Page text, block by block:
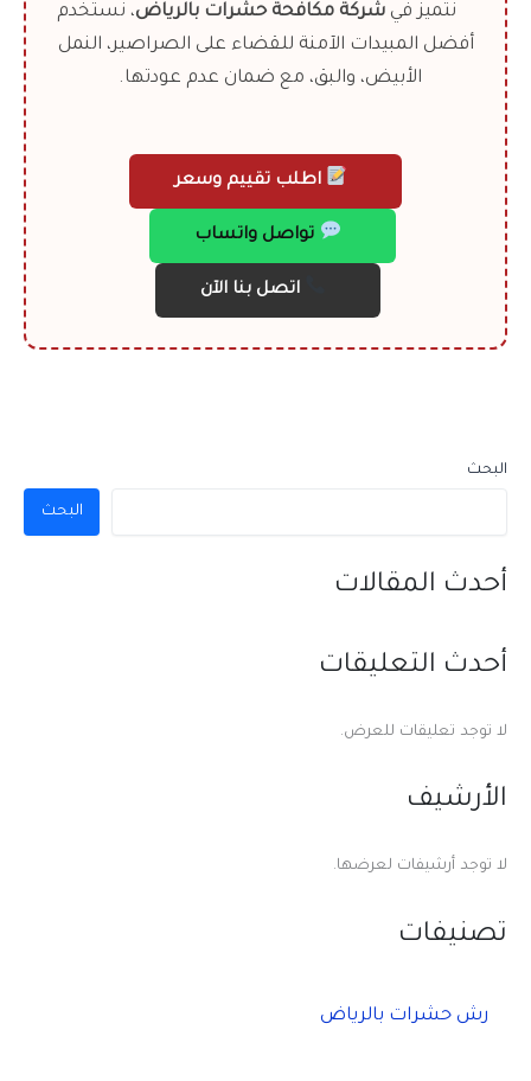
نتميز فيشركة مكافحة حشرات بالرياض، نستخدم
أفضل المبيدات الآمنة للقضاء على الصراصير، النمل
الأبيض، والبق، مع ضمان عدم عودتها.
اطلب تقييم وسعر
تواصل واتساب
اتصل بنا الآن
البحث
البحث
أحدث المقالات
أحدث التعليقات
لا توجد تعليقات للعرض.
الأرشيف
لا توجد أرشيفات لعرضها.
تصنيفات
رش حشرات بالرياض